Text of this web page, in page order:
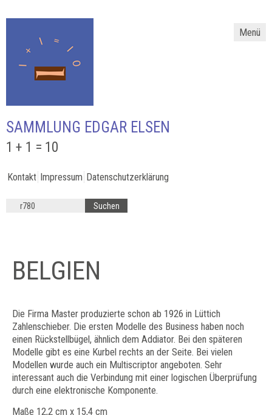
Menü
SAMMLUNG EDGAR ELSEN
1 + 1 = 10
Kontakt Impressum Datenschutzerklärung
BELGIEN
Die Firma Master produzierte schon ab 1926 in Lüttich
Zahlenschieber. Die ersten Modelle des Business haben noch
einen Rückstellbügel, ähnlich dem Addiator. Bei den späteren
Modelle gibt es eine Kurbel rechts an der Seite. Bei vielen
Modellen wurde auch ein Multiscriptor angeboten. Sehr
interessant auch die Verbindung mit einer logischen Überprüfung
durch eine elektronische Komponente.
Maße 12,2 cm x 15,4 cm